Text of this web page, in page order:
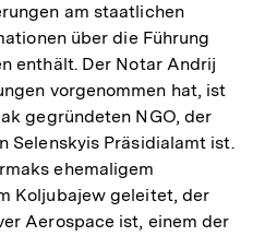
am staatlichen
über die Führung
enthält. Der Notar Andrij
vorgenommen hat, ist
gegründeten NGO, der
Selenskyis Präsidialamt ist.
ehemaligem
Koljubajew geleitet, der
Aerospace ist, einem der